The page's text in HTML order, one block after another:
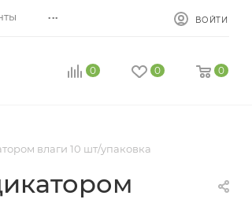
... ВОЙТИ
0 0 0
влаги 10 шт/упаковка